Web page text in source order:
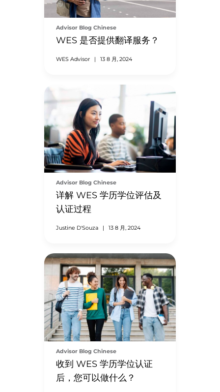
Advisor Blog Chinese
WES 是否提供翻译服务？
WES Advisor | 13 8 月, 2024
Advisor Blog Chinese
详解 WES 学历学位评估及
认证过程
Justine D'Souza | 13 8 月, 2024
Advisor Blog Chinese
收到 WES 学历学位认证
后，您可以做什么？